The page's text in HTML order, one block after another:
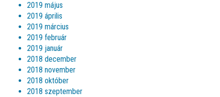
2019 május
2019 április
2019 március
2019 február
2019 január
2018 december
2018 november
2018 október
2018 szeptember